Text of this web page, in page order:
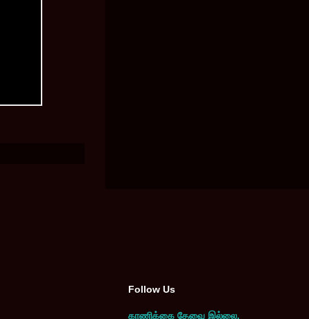
Follow Us
காணிக்கை தேவை இல்லை.